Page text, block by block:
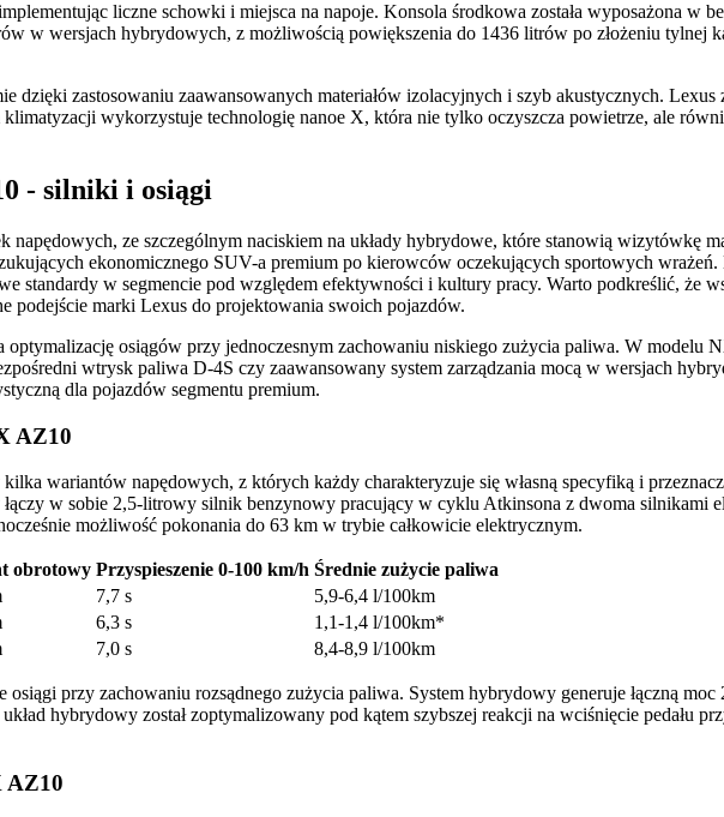
liczne schowki i miejsca na napoje. Konsola środkowa została wyposażona w
w wersjach hybrydowych, z możliwością powiększenia do 1436 litrów po złożeniu tylnej
dzięki zastosowaniu zaawansowanych materiałów izolacyjnych i szyb akustycznych. Lexus
wykorzystuje technologię nanoe X, która nie tylko oczyszcza powietrze, ale
- silniki i osiągi
ze szczególnym naciskiem na układy hybrydowe, które stanowią wizytówkę
ekonomicznego SUV-a premium po kierowców oczekujących sportowych
standardy w segmencie pod względem efektywności i kultury pracy. Warto podkreślić, że
podejście marki Lexus do projektowania swoich pojazdów.
osiągów przy jednoczesnym zachowaniu niskiego zużycia paliwa. W modelu
wtrysk paliwa D-4S czy zaawansowany system zarządzania mocą w wersjach
dla pojazdów segmentu premium.
AZ10
wariantów napędowych, z których każdy charakteryzuje się własną specyfiką i
w sobie 2,5-litrowy silnik benzynowy pracujący w cyklu Atkinsona z dwoma silnikami
możliwość pokonania do 63 km w trybie całkowicie elektrycznym.
obrotowy Przyspieszenie 0-100 km/h Średnie zużycie paliwa
7,7 s
5,9-6,4 l/100km
6,3 s
1,1-1,4 l/100km*
7,0 s 8,4-8,9 l/100km
przy zachowaniu rozsądnego zużycia paliwa. System hybrydowy generuje łączną
hybrydowy został zoptymalizowany pod kątem szybszej reakcji na wciśnięcie pedału
AZ10